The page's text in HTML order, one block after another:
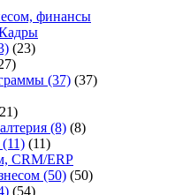
финансы
(23)
(37) (37)
(8) (8)
(11) (11)
CRM/ERP
(50) (50)
(54)